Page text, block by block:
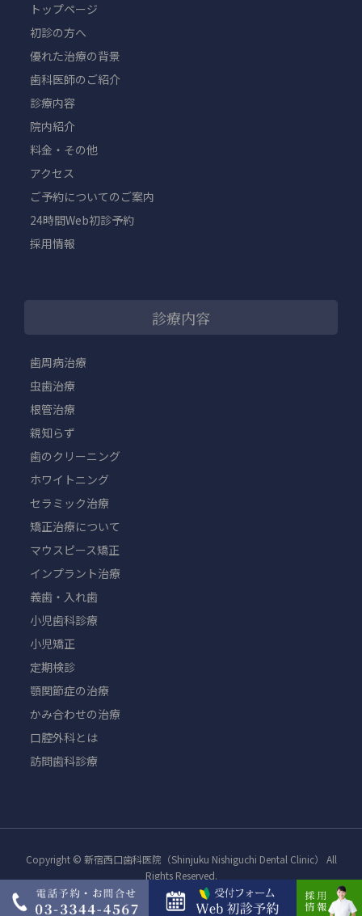
トップページ
初診の方へ
優れた治療の背景
歯科医師のご紹介
診療内容
院内紹介
料金・その他
アクセス
ご予約についてのご案内
24時間Web初診予約
採用情報
診療内容
歯周病治療
虫歯治療
根管治療
親知らず
歯のクリーニング
ホワイトニング
セラミック治療
矯正治療について
マウスピース矯正
インプラント治療
義歯・入れ歯
小児歯科診療
小児矯正
定期検診
顎関節症の治療
かみ合わせの治療
口腔外科とは
訪問歯科診療
Copyright © 新宿西口歯科医院（Shinjuku Nishiguchi Dental Clinic） All
Rights Reserved.